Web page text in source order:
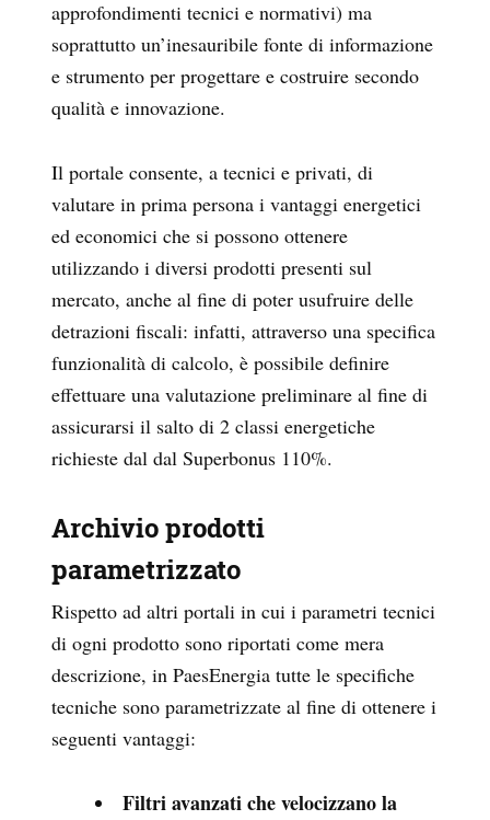
approfondimenti tecnici e normativi) ma
soprattutto un’inesauribile fonte di informazione
e strumento per progettare e costruire secondo
qualità e innovazione.
Il portale consente, a tecnici e privati, di
valutare in prima persona i vantaggi energetici
ed economici che si possono ottenere
utilizzando i diversi prodotti presenti sul
mercato, anche al fine di poter usufruire delle
detrazioni fiscali: infatti, attraverso una specifica
funzionalità di calcolo, è possibile definire
effettuare una valutazione preliminare al fine di
assicurarsi il salto di 2 classi energetiche
richieste dal dal Superbonus 110%.
Archivio prodotti
parametrizzato
Rispetto ad altri portali in cui i parametri tecnici
di ogni prodotto sono riportati come mera
descrizione, in PaesEnergia tutte le specifiche
tecniche sono parametrizzate al fine di ottenere i
seguenti vantaggi:
Filtri avanzati che velocizzano la